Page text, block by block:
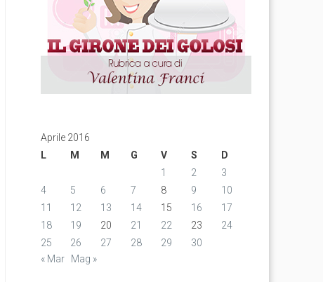
Aprile 2016
L
M M G V S
D
1
2
3
4
5 6 7 8 9
10
11
12 13 14 15 16
17
18
19 20 21 22 23
24
25
26 27 28 29
30
« Mar
Mag »